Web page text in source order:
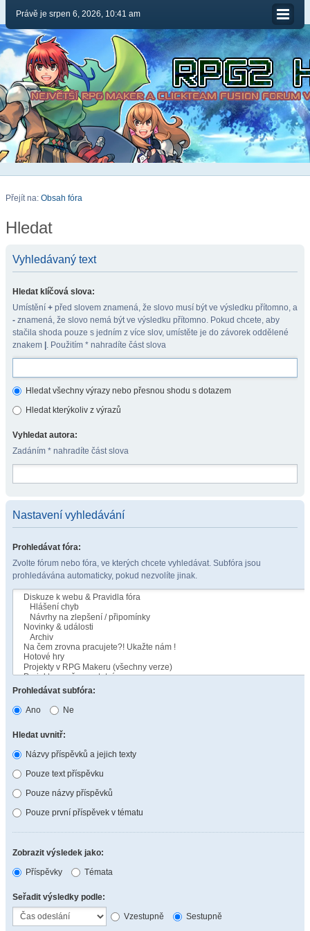
Právě je srpen 6, 2026, 10:41 am
Přejít na: Obsah fóra
Hledat
Vyhledávaný text
Hledat klíčová slova:
Umístění + před slovem znamená, že slovo musí být ve výsledku přítomno, a
- znamená, že slovo nemá být ve výsledku přítomno. Pokud chcete, aby
stačila shoda pouze s jedním z více slov, umístěte je do závorek oddělené
znakem . Použitím * nahradíte část slova
Hledat všechny výrazy nebo přesnou shodu s dotazem
Hledat kterýkoliv z výrazů
Vyhledat autora:
Zadáním * nahradíte část slova
Nastavení vyhledávání
Prohledávat fóra:
Zvolte fórum nebo fóra, ve kterých chcete vyhledávat. Subfóra jsou
prohledávána automaticky, pokud nezvolíte jinak.
Prohledávat subfóra:
Ano
Ne
Hledat uvnitř:
Názvy příspěvků a jejich texty
Pouze text příspěvku
Pouze názvy příspěvků
Pouze první příspěvek v tématu
Zobrazit výsledek jako:
Příspěvky
Témata
Seřadit výsledky podle:
Vzestupně
Sestupně